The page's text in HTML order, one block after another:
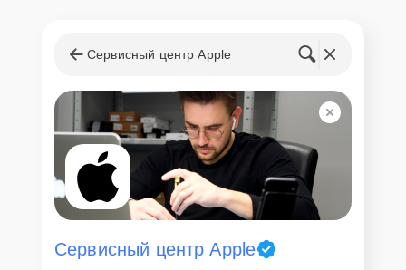
Сервисный центр Apple
Сервисный центр Apple